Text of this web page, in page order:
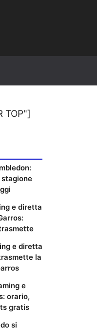
TOP"]
e diretta
e diretta
la
e
orario,
gratis
si